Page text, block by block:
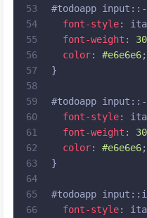
53
54
55
56
57
58
59
60
61
62
63
64
65
66
#todoapp input ::-
font-style:
font-weight :
color: #e6e6e6;
}
#todoapp input ::-
font-style:
font-weight :
color: #e6e6e6;
}
#todoapp input
font-style: